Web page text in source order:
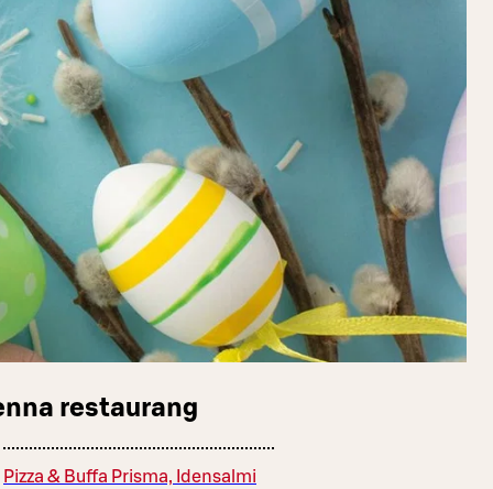
restaurang
Pizza & Buffa Prisma, Idensalmi